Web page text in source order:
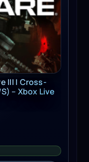
III | Cross-
– Xbox Live